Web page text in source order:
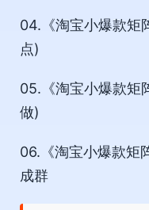
04.《淘宝小爆款矩
点)
05.《淘宝小爆款矩
做)
06.《淘宝小爆款矩
成群